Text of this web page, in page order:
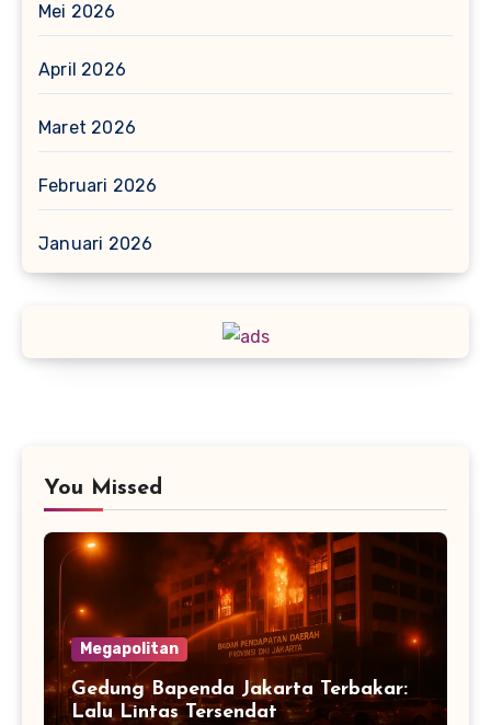
Mei 2026
April 2026
Maret 2026
Februari 2026
Januari 2026
You Missed
Megapolitan
Gedung Bapenda Jakarta Terbakar:
Lalu Lintas Tersendat